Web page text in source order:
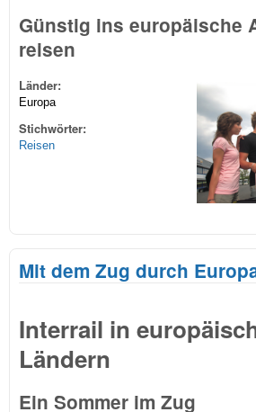
Günstig ins europäische
reisen
Länder:
Europa
Stichwörter:
Reisen
Mit dem Zug durch
Interrail in
Ländern
Ein Sommer im Zug